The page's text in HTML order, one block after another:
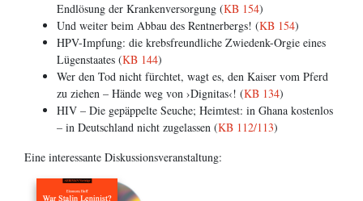
Endlösung der Krankenversorgung (KB 154)
Und weiter beim Abbau des Rentnerbergs! (KB 154)
HPV-Impfung: die krebsfreundliche Zwiedenk-Orgie eines
Lügenstaates (KB 144)
Wer den Tod nicht fürchtet, wagt es, den Kaiser vom Pferd
zu ziehen – Hände weg von ›Dignitas‹! (KB 134)
HIV – Die gepäppelte Seuche; Heimtest: in Ghana kostenlos
– in Deutschland nicht zugelassen (KB 112/113)
Eine interessante Diskussionsveranstaltung: